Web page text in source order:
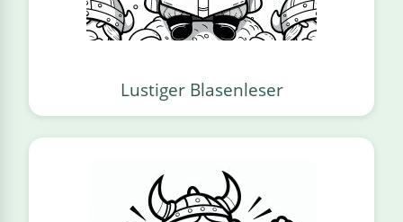
Lustiger Blasenleser